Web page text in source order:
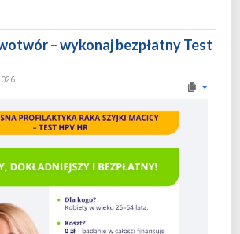
– wykonaj bezpłatny Test